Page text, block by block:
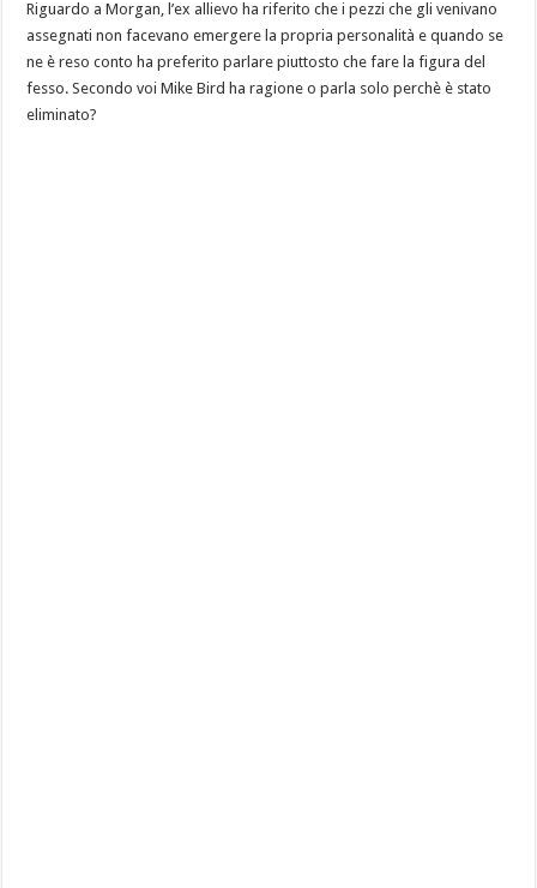
Riguardo a Morgan, l’ex allievo ha riferito che i pezzi che gli venivano
assegnati non facevano emergere la propria personalità e quando se
ne è reso conto ha preferito parlare piuttosto che fare la figura del
fesso. Secondo voi Mike Bird ha ragione o parla solo perchè è stato
eliminato?